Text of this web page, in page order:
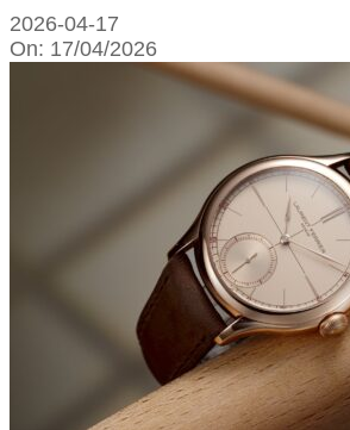
2026-04-17
On: 17/04/2026